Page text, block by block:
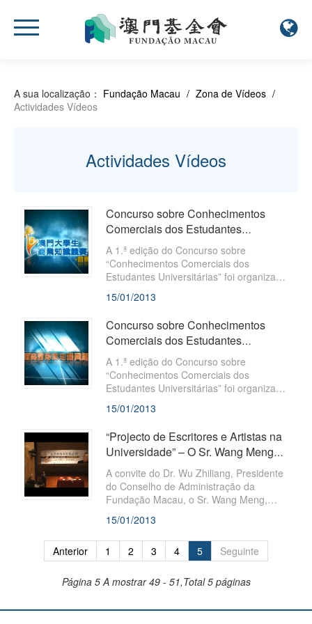
A sua localização： Fundação Macau / Zona de Vídeos /
Actividades Vídeos
Actividades Vídeos
Concurso sobre Conhecimentos
Comerciais dos Estudantes
Universitárias 2012 – Selecção,
Sessão 3.ª e ...
A 1.ª edição do Concurso sobre
“Conhecimentos Comerciais dos
Estudantes Universitárias” foi organizada
Associações de Profissionais de
de Macau S.A., tendo como objectivo
incentivar o interesse dos estudantes
universitários para a aprendizagem de
conhecimentos no âmbito comercial
15/01/2013
Concurso sobre Conhecimentos
Comerciais dos Estudantes
Universitárias 2012 – Selecção,
Sessão 1.ª e ...
A 1.ª edição do Concurso sobre
“Conhecimentos Comerciais dos
Estudantes Universitárias” foi organizada
Associações de Profissionais de
de Macau S.A., tendo como objectivo
incentivar o interesse dos estudantes
universitários para a aprendizagem de
conhecimentos no âmbito comercial
15/01/2013
“Projecto de Escritores e Artistas na
Universidade” – O Sr. Wang Meng
apresentou uma palestra intitu...
A convite do Dr. Wu Zhiliang, Presidente
do Conselho de Administração da
Fundação Macau, o Sr. Wang Meng,
escritor, deslocou-se à Universidade de
Macau no dia 7 de Novembro de 2012,
para presidir não só à Cerimónia de
Inauguração do “Projecto de Escritores e
Artistas na Universidade”
15/01/2013
Anterior 1 2 3 4 5 Seguinte
Página 5 A mostrar 49 - 51,Total 5 páginas